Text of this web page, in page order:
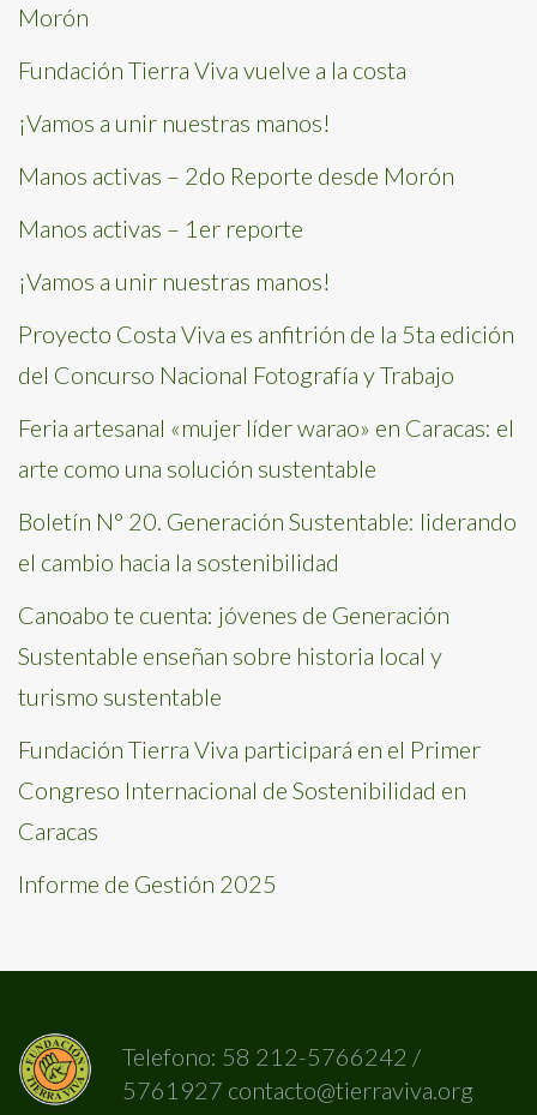
Morón
Fundación Tierra Viva vuelve a la costa
¡Vamos a unir nuestras manos!
Manos activas – 2do Reporte desde Morón
Manos activas – 1er reporte
¡Vamos a unir nuestras manos!
Proyecto Costa Viva es anfitrión de la 5ta edición
del Concurso Nacional Fotografía y Trabajo
Feria artesanal «mujer líder warao» en Caracas: el
arte como una solución sustentable
Boletín N° 20. Generación Sustentable: liderando
el cambio hacia la sostenibilidad
Canoabo te cuenta: jóvenes de Generación
Sustentable enseñan sobre historia local y
turismo sustentable
Fundación Tierra Viva participará en el Primer
Congreso Internacional de Sostenibilidad en
Caracas
Informe de Gestión 2025
Telefono: 58 212-5766242 /
5761927 contacto@tierraviva.org